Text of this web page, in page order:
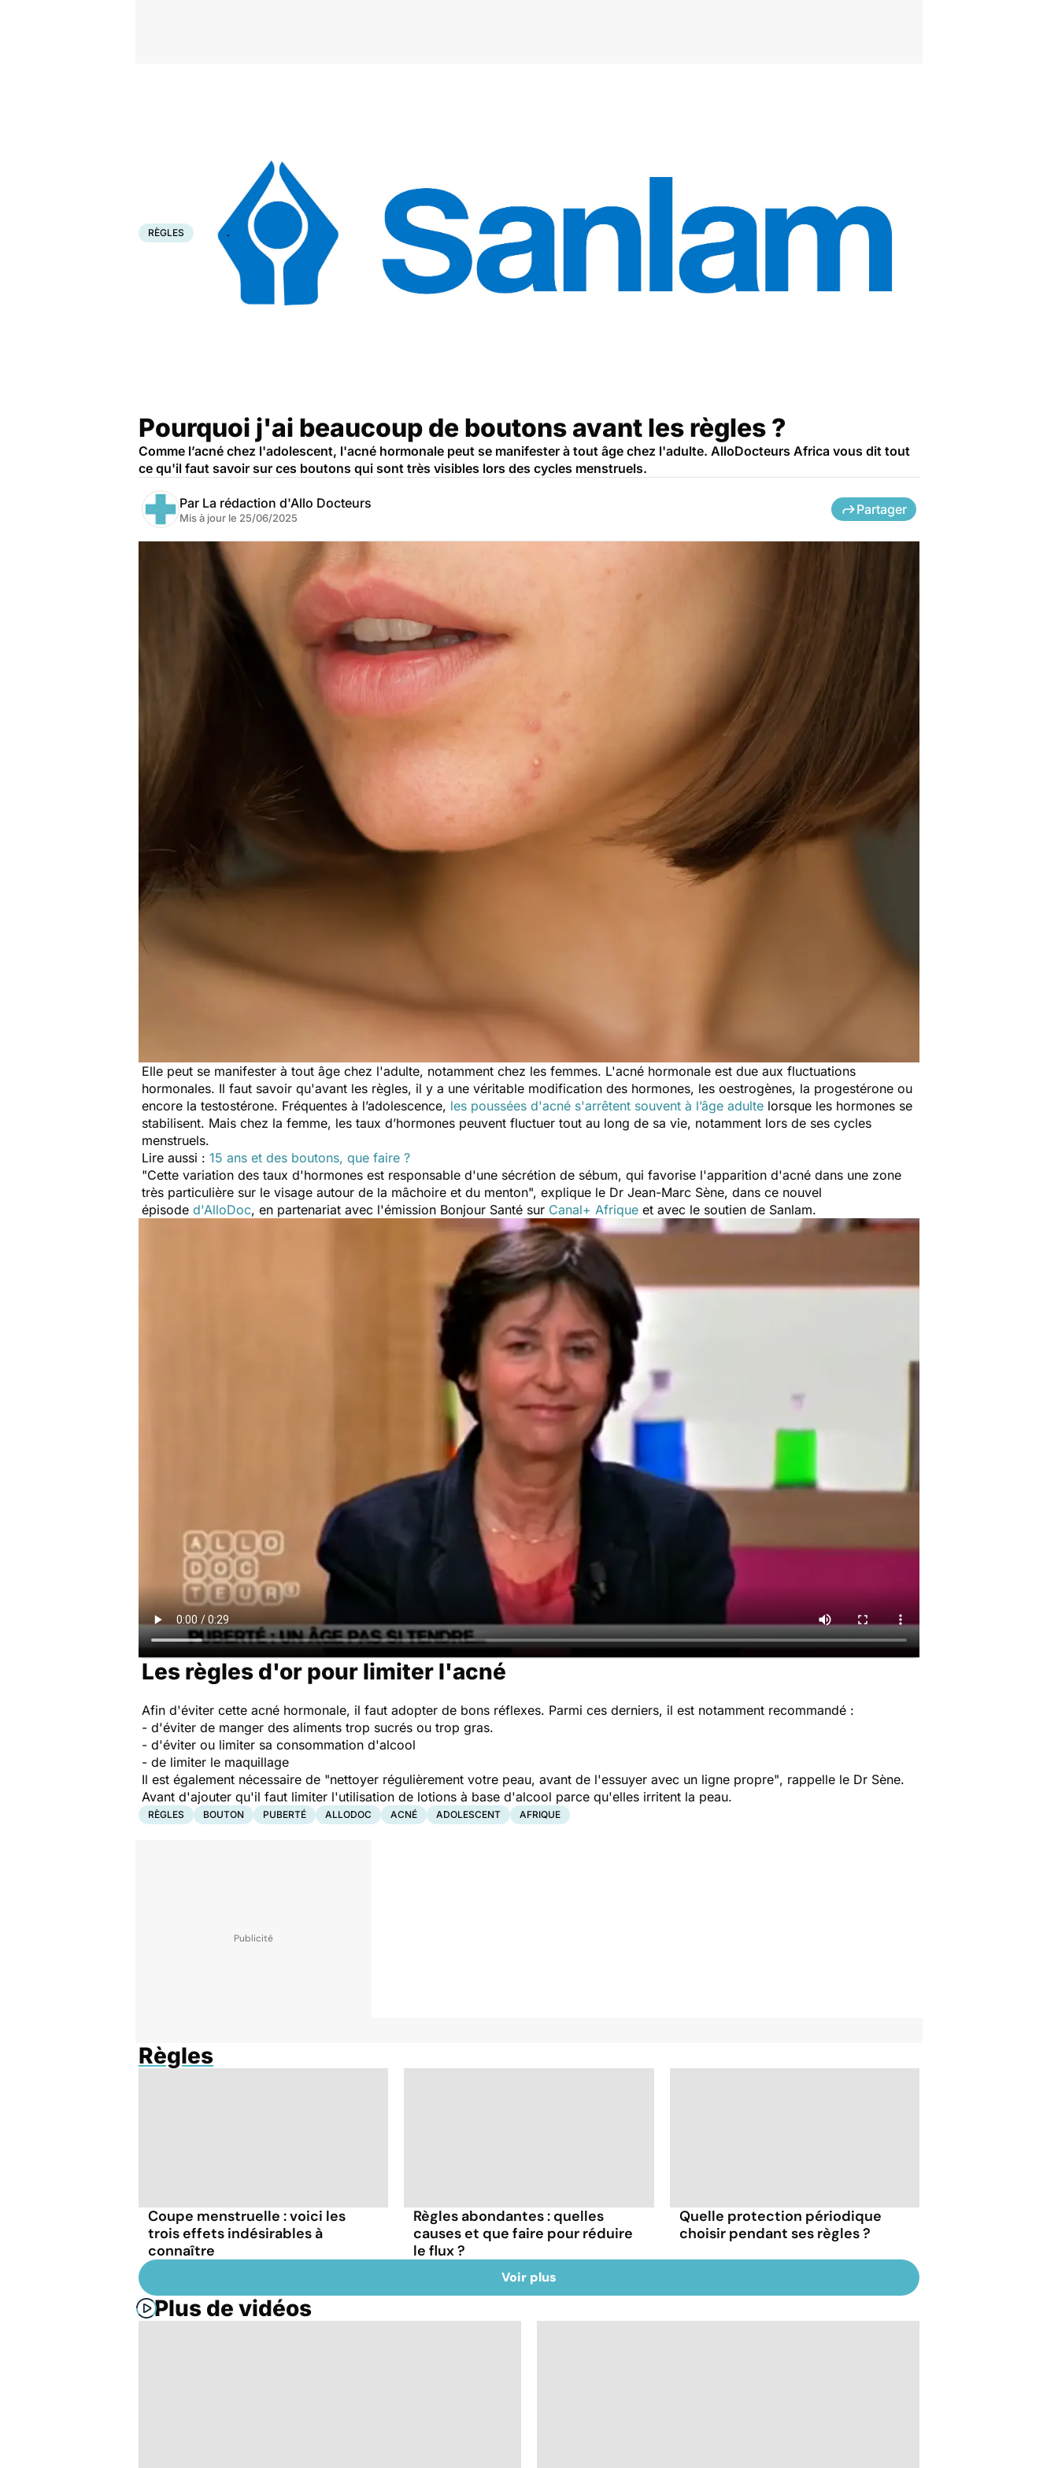
RÈGLES
Pourquoi j'ai beaucoup de boutons avant les règles ?
Comme l’acné chez l'adolescent, l'acné hormonale peut se manifester à tout âge chez l'adulte. AlloDocteurs Africa vous dit tout
ce qu'il faut savoir sur ces boutons qui sont très visibles lors des cycles menstruels.
Par La rédaction d'Allo Docteurs
Mis à jour le 25/06/2025
Partager
Elle peut se manifester à tout âge chez l'adulte, notamment chez les femmes. L'acné hormonale est due aux fluctuations
hormonales. Il faut savoir qu'avant les règles, il y a une véritable modification des hormones, les oestrogènes, la progestérone ou
encore la testostérone. Fréquentes à l’adolescence, les poussées d'acné s'arrêtent souvent à l’âge adulte lorsque les hormones se
stabilisent. Mais chez la femme, les taux d’hormones peuvent fluctuer tout au long de sa vie, notamment lors de ses cycles
menstruels.
Lire aussi : 15 ans et des boutons, que faire ?
"Cette variation des taux d'hormones est responsable d'une sécrétion de sébum, qui favorise l'apparition d'acné dans une zone
très particulière sur le visage autour de la mâchoire et du menton", explique le Dr Jean-Marc Sène, dans ce nouvel
épisode d'AlloDoc, en partenariat avec l'émission Bonjour Santé sur Canal+ Afrique et avec le soutien de Sanlam.
Les règles d'or pour limiter l'acné
Afin d'éviter cette acné hormonale, il faut adopter de bons réflexes. Parmi ces derniers, il est notamment recommandé :
- d'éviter de manger des aliments trop sucrés ou trop gras.
- d'éviter ou limiter sa consommation d'alcool
- de limiter le maquillage
Il est également nécessaire de "nettoyer régulièrement votre peau, avant de l'essuyer avec un ligne propre", rappelle le Dr Sène.
Avant d'ajouter qu'il faut limiter l'utilisation de lotions à base d'alcool parce qu'elles irritent la peau.
RÈGLES BOUTON PUBERTÉ ALLODOC ACNÉ ADOLESCENT AFRIQUE
Règles
Coupe menstruelle : voici les
trois effets indésirables à
connaître
Règles abondantes : quelles
causes et que faire pour réduire
le flux ?
Quelle protection périodique
choisir pendant ses règles ?
Voir plus
Plus de vidéos